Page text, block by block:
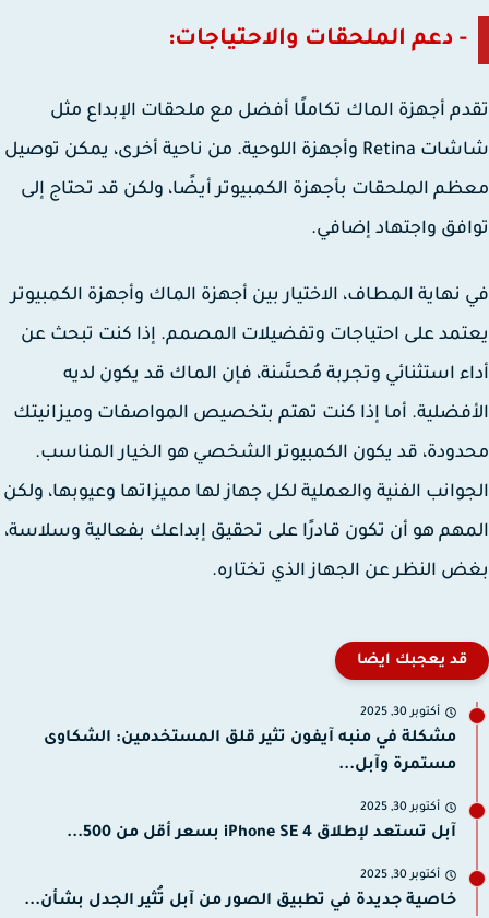
- دعم الملحقات والاحتياجات:
أجهزة الماك تكاملًا أفضل مع ملحقات الإبداع مثل
شاشات Retina وأجهزة اللوحية. من ناحية أخرى، يمكن توصيل
الملحقات بأجهزة الكمبيوتر أيضًا، ولكن قد تحتاج إلى
واجتهاد إضافي.
المطاف، الاختيار بين أجهزة الماك وأجهزة الكمبيوتر
على احتياجات وتفضيلات المصمم. إذا كنت تبحث عن
استثنائي وتجربة مُحسَّنة، فإن الماك قد يكون لديه
أما إذا كنت تهتم بتخصيص المواصفات وميزانيتك
قد يكون الكمبيوتر الشخصي هو الخيار المناسب.
الفنية والعملية لكل جهاز لها مميزاتها وعيوبها، ولكن
هو أن تكون قادرًا على تحقيق إبداعك بفعالية وسلاسة،
النظر عن الجهاز الذي تختاره.
قد يعجبك ايضا
أكتوبر 30, 2025
مشكلة في منبه آيفون تثير قلق المستخدمين: الشكاوى
مستمرة وآبل...
أكتوبر 30, 2025
آبل تستعد لإطلاق iPhone SE 4 بسعر أقل من 500...
أكتوبر 30, 2025
خاصية جديدة في تطبيق الصور من آبل تُثير الجدل بشأن...